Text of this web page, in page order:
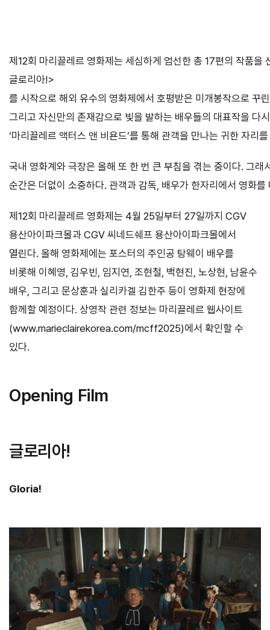
제12회 마리끌레르 영화제는 세심하게 엄선한 총 17편의 작품
글로리아!>
를 시작으로 해외 유수의 영화제에서 호평받은 미개봉작으로 꾸린
그리고 자신만의 존재감으로 빛을 발하는 배우들의 대표작을 다
‘마리끌레르 액터스 앤 비욘드’를 통해 관객을 만나는 귀한 자리
국내 영화계와 극장은 올해 또 한 번 큰 부침을 겪는 중이다. 그
순간은 더없이 소중하다. 관객과 감독, 배우가 한자리에서 영화
제12회 마리끌레르 영화제는 4월 25일부터 27일까지 CGV
용산아이파크몰과 CGV 씨네드쉐프 용산아이파크몰에서
열린다. 올해 영화제에는 포스터의 주인공 탕웨이 배우를
비롯해 이혜영, 김우빈, 임지연, 조현철, 백현진, 노상현, 남윤수
배우, 그리고 문상훈과 실리카겔 김한주 등이 영화제 현장에
함께할 예정이다. 상영작 관련 정보는 마리끌레르 웹사이트
(www.marieclairekorea.com/mcff2025)에서 확인할 수
있다.
Opening Film
글로리아!
Gloria!